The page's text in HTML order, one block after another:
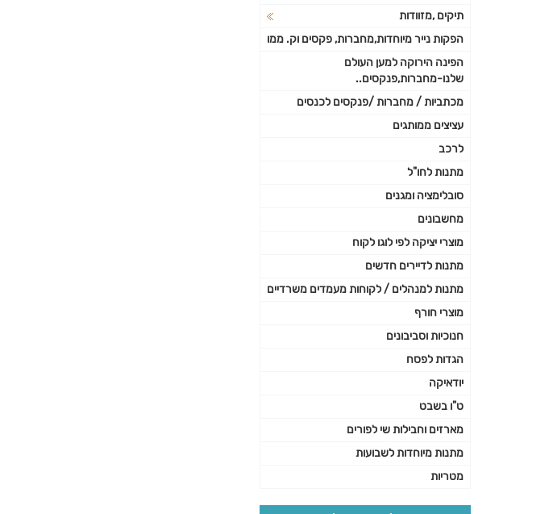
תיקים ,מזוודות
הפקות נייר מיוחדות,מחברות, פקסים וק. ממו
הפינה הירוקה למען העולם
שלנו-מחברות,פנקסים..
מכתביות / מחברות /פנקסים לכנסים
עציצים ממותגים
לרכב
מתנות לחו"ל
סובלימציה ומגנים
מחשבונים
מוצרי יציקה לפי לוגו לקוח
מתנות לדיירים חדשים
מתנות למנהלים / לקוחות מעמדים משרדיים
מוצרי חורף
חנוכיות וסביבונים
הגדות לפסח
יודאיקה
ט"ו בשבט
מארזים וחבילות שי לפורים
מתנות מיוחדות לשבועות
מטריות